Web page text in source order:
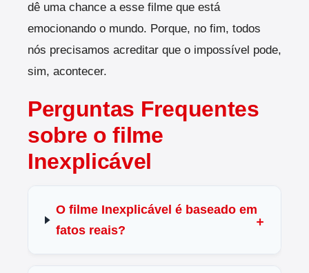
dê uma chance a esse filme que está
emocionando o mundo. Porque, no fim, todos
nós precisamos acreditar que o impossível pode,
sim, acontecer.
Perguntas Frequentes
sobre o filme
Inexplicável
O filme Inexplicável é baseado em
fatos reais?